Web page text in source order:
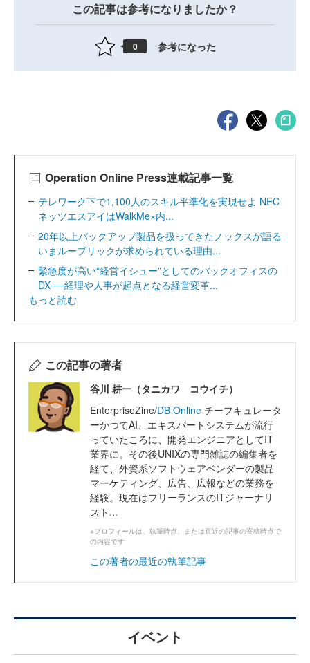
この記事は参考になりましたか？
0 参考になった
Operation Online Press連載記事一覧
テレワーク下で1,100人のスキル平準化を実現せよ NEC
ネッツエスアイはWalkMe×内...
20年以上バックアップ製品を扱ってきたノックスが語る
いまルーブリックが求められている理由...
緊急度が高い“経営イシュー”としてのバックオフィスの
DX──経理や人事が起点となる経営変革...
もっと読む
この記事の著者
谷川 耕一（タニカワ コウイチ）
EnterpriseZine/DB Online チーフキュレータ
ーかつてAI、エキスパートシステムが流行
っていたころに、開発エンジニアとしてIT
業界に。その後UNIXの専門雑誌の編集者を
経て、外資系ソフトウェアベンダーの製品
マーケティング、広告、広報などの業務を
経験。現在はフリーランスのITジャーナリ
スト...
※プロフィールは、執筆時点、または直近の記事の寄稿時点で
の内容です
この著者の最近の執筆記事
イベント